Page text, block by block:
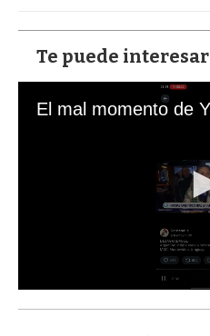
Te puede interesar
s